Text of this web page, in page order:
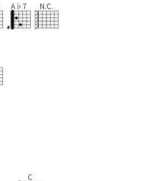
A♭7 N.C.
C